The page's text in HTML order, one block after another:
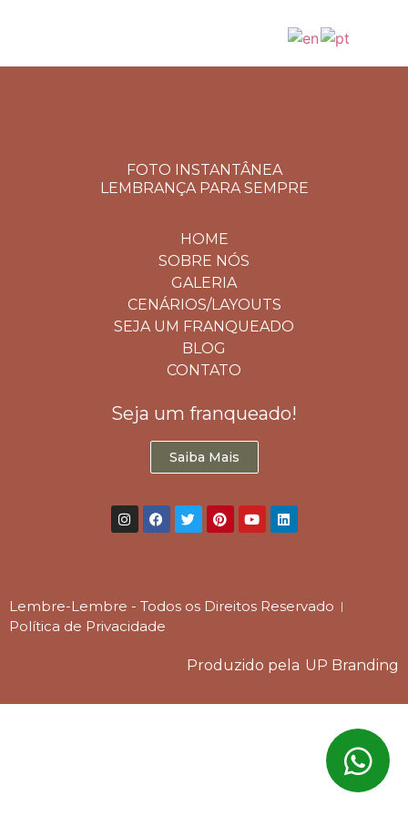
FOTO INSTANTÂNEA
LEMBRANÇA PARA SEMPRE
HOME
SOBRE NÓS
GALERIA
CENÁRIOS/LAYOUTS
SEJA UM FRANQUEADO
BLOG
CONTATO
Seja um franqueado!
Saiba Mais
Lembre-Lembre - Todos os Direitos Reservado
Política de Privacidade
Produzido pela UP Branding